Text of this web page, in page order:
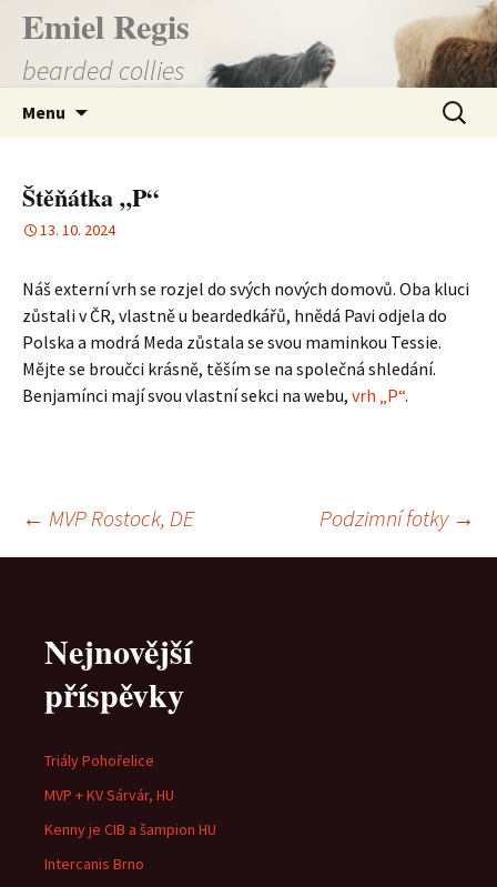
Přejít
obsahu
Emiel Regis
bearded collies
Menu
Štěňátka „P“
13. 10. 2024
Náš externí vrh se rozjel do svých nových domovů. Oba kluci
zůstali v ČR, vlastně u beardedkářů, hnědá Pavi odjela do
Polska a modrá Meda zůstala se svou maminkou Tessie.
Mějte se broučci krásně, těším se na společná shledání.
Benjamínci mají svou vlastní sekci na webu, vrh „P“.
Navigace
příspěvky
← MVP Rostock, DE Podzimní fotky →
Nejnovější
příspěvky
Triály Pohořelice
MVP + KV Sárvár, HU
Kenny je CIB a šampion HU
Intercanis Brno